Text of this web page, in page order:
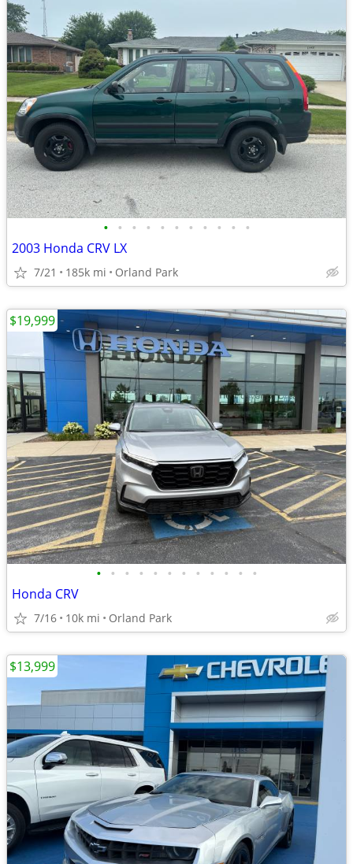
• • • • • • • • • • •
2003 Honda CRV LX
7/21 185k mi Orland Park
• • • • • • • • • • • •
Honda CRV
7/16 10k mi Orland Park
$19,999
$13,999